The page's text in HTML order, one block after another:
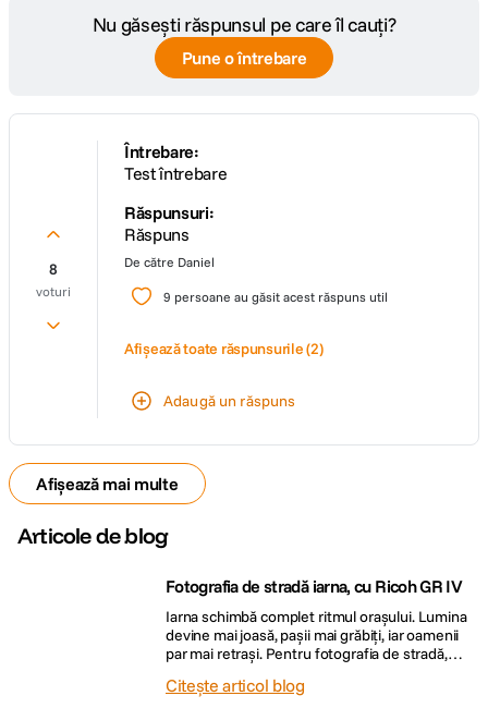
Nu găsești răspunsul pe care îl cauți?
Pune o întrebare
8
voturi
Întrebare:
Test întrebare
Răspunsuri:
Răspuns
De către Daniel
9 persoane au găsit acest răspuns util
Afișează toate răspunsurile(2)
Adaugă un răspuns
Afișează mai multe
Articole de blog
Fotografia de stradă iarna, cu Ricoh GR IV
Iarna schimbă complet ritmul orașului. Lumina
devine mai joasă, pașii mai grăbiți, iar oamenii
par mai retrași. Pentru fotografia de stradă,
unele mai subtile. Este anotimpul în care înveți
Citește articol blog